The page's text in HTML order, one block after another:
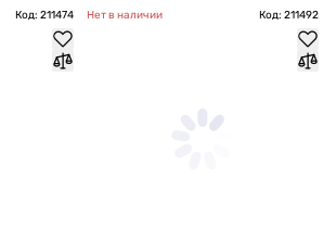
Код: 211474 Нет в наличии Код: 211492